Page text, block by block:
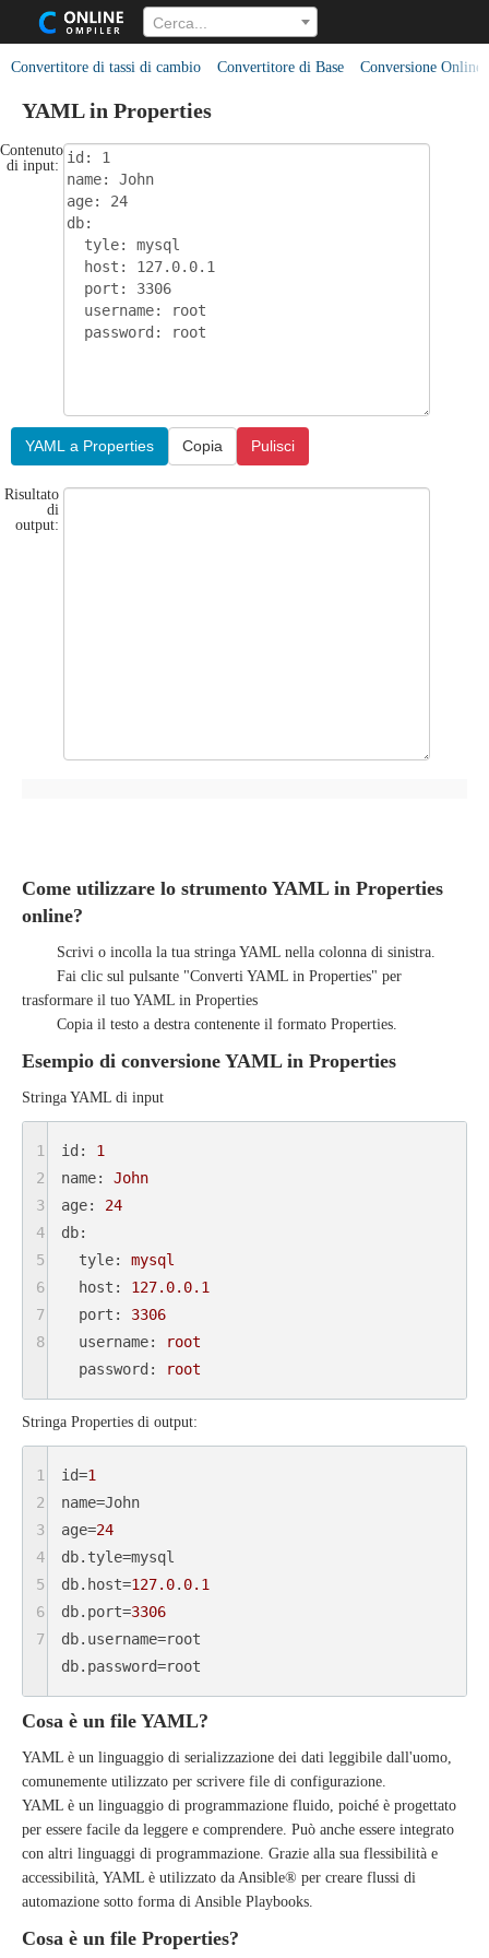
Cerca...
Convertitore di tassi di cambio Convertitore di Base Conversione Online
YAML in Properties
Contenuto
di input:
YAML a Properties Copia Pulisci
Risultato
di
output:
Come utilizzare lo strumento YAML in Properties
online?
Scrivi o incolla la tua stringa YAML nella colonna di sinistra.
Fai clic sul pulsante "Converti YAML in Properties" per
trasformare il tuo YAML in Properties
Copia il testo a destra contenente il formato Properties.
Esempio di conversione YAML in Properties
Stringa YAML di input
id:
1
name:
John
age:
24
db:
tyle:
mysql
host:
127.0.0.1
port:
3306
username:
root
password:
root
1
2
3
4
5
6
7
8
Stringa Properties di output:
id=1
name
age=24
db.tyle
db.host=127.0. 0.1
db.port=3306
db.username
db.password=root
1
2
3
4
5
6
7
Cosa è un file YAML?
YAML è un linguaggio di serializzazione dei dati leggibile dall'uomo,
comunemente utilizzato per scrivere file di configurazione.
YAML è un linguaggio di programmazione fluido, poiché è progettato
per essere facile da leggere e comprendere. Può anche essere integrato
con altri linguaggi di programmazione. Grazie alla sua flessibilità e
accessibilità, YAML è utilizzato da Ansible® per creare flussi di
automazione sotto forma di Ansible Playbooks.
Cosa è un file Properties?